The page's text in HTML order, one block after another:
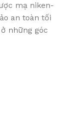
mạ niken-
an toàn tối
những góc